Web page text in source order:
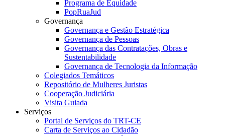
Programa de Equidade
PopRuaJud
Governança
Governança e Gestão Estratégica
Governança de Pessoas
Governança das Contratações, Obras e
Sustentabilidade
Governança de Tecnologia da Informação
Colegiados Temáticos
Repositório de Mulheres Juristas
Cooperação Judiciária
Visita Guiada
Serviços
Portal de Serviços do TRT-CE
Carta de Serviços ao Cidadão